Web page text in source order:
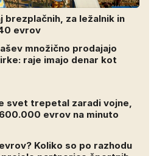
brezplačnih, za ležalnik in
evrov
množično prodajajo
raje imajo denar kot
svet trepetal zaradi vojne,
evrov na minuto
Koliko so po razhodu